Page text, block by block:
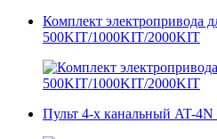
Комплект электропривода
500KIT/1000KIT/2000KIT
Пульт 4-х канальный AT-